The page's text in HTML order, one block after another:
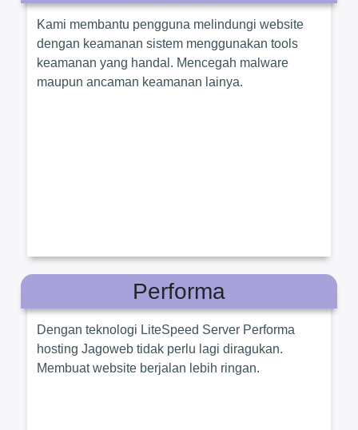
Kami membantu pengguna melindungi website
dengan keamanan sistem menggunakan tools
keamanan yang handal. Mencegah malware
maupun ancaman keamanan lainya.
Performa
Dengan teknologi LiteSpeed Server Performa
hosting Jagoweb tidak perlu lagi diragukan.
Membuat website berjalan lebih ringan.